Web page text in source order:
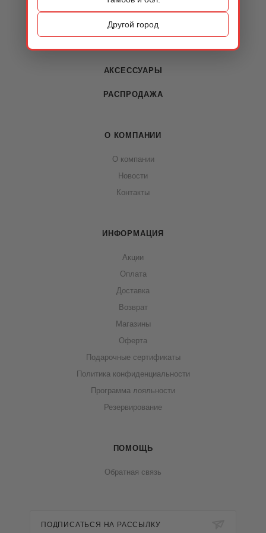
Другой город
ОБУВЬ
СУМКИ
АКСЕССУАРЫ
РАСПРОДАЖА
О КОМПАНИИ
О компании
Новости
Контакты
ИНФОРМАЦИЯ
Акции
Оплата
Доставка
Возврат
Магазины
Оферта
Подарочные сертификаты
Политика конфиденциальности
Программа лояльности
Резервирование
ПОМОЩЬ
Обратная связь
ПОДПИСАТЬСЯ НА РАССЫЛКУ